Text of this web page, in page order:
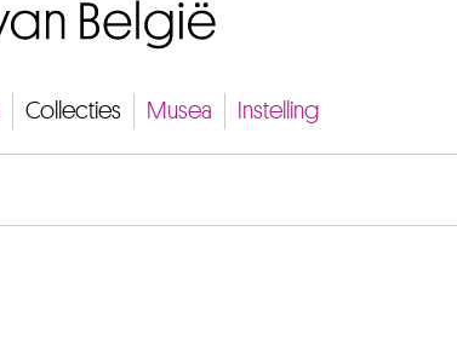
Collecties Musea Instelling